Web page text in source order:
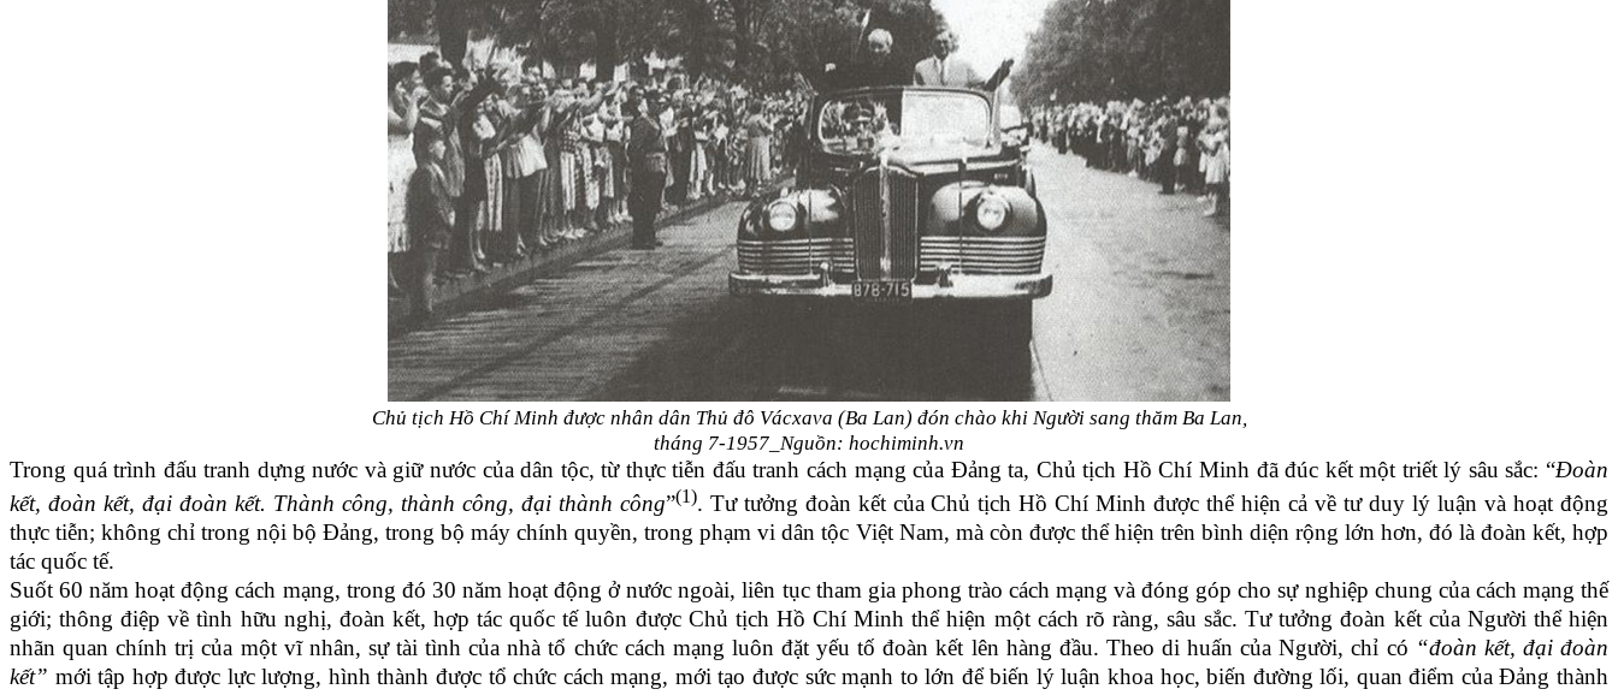
Chủ tịch Hồ Chí Minh được nhân dân Thủ đô Vácxava (Ba Lan) đón chào khi Người sang thăm Ba Lan,
tháng 7-1957_Nguồn: hochiminh.vn
Trong quá trình đấu tranh dựng nước và giữ nước của dân tộc, từ thực tiễn đấu tranh cách mạng của Đảng ta, Chủ tịch Hồ Chí Minh đã đúc kết một triết lý sâu sắc: “Đoàn
kết, đoàn kết, đại đoàn kết. Thành công, thành công, đại thành công”(1). Tư tưởng đoàn kết của Chủ tịch Hồ Chí Minh được thể hiện cả về tư duy lý luận và hoạt động
thực tiễn; không chỉ trong nội bộ Đảng, trong bộ máy chính quyền, trong phạm vi dân tộc Việt Nam, mà còn được thể hiện trên bình diện rộng lớn hơn, đó là đoàn kết, hợp
tác quốc tế.
Suốt 60 năm hoạt động cách mạng, trong đó 30 năm hoạt động ở nước ngoài, liên tục tham gia phong trào cách mạng và đóng góp cho sự nghiệp chung của cách mạng thế
giới; thông điệp về tình hữu nghị, đoàn kết, hợp tác quốc tế luôn được Chủ tịch Hồ Chí Minh thể hiện một cách rõ ràng, sâu sắc. Tư tưởng đoàn kết của Người thể hiện
nhãn quan chính trị của một vĩ nhân, sự tài tình của nhà tổ chức cách mạng luôn đặt yếu tố đoàn kết lên hàng đầu. Theo di huấn của Người, chỉ có “đoàn kết, đại đoàn
kết” mới tập hợp được lực lượng, hình thành được tổ chức cách mạng, mới tạo được sức mạnh to lớn để biến lý luận khoa học, biến đường lối, quan điểm của Đảng thành